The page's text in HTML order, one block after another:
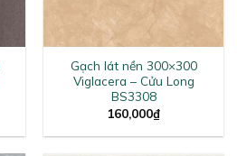
Gạch lát nền 300×300
Viglacera – Cửu Long
BS3308
160,000₫